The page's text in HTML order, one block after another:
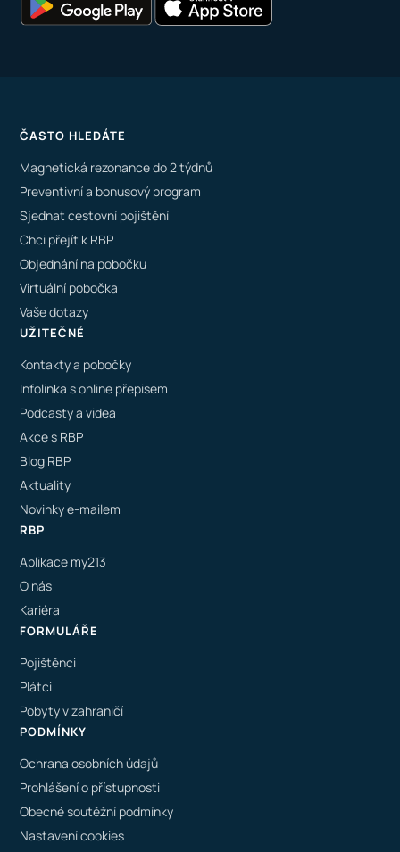
ČASTO HLEDÁTE
Magnetická rezonance do 2 týdnů
Preventivní a bonusový program
Sjednat cestovní pojištění
Chci přejít k RBP
Objednání na pobočku
Virtuální pobočka
Vaše dotazy
UŽITEČNÉ
Kontakty a pobočky
Infolinka s online přepisem
Podcasty a videa
Akce s RBP
Blog RBP
Aktuality
Novinky e-mailem
RBP
Aplikace my213
O nás
Kariéra
FORMULÁŘE
Pojištěnci
Plátci
Pobyty v zahraničí
PODMÍNKY
Ochrana osobních údajů
Prohlášení o přístupnosti
Obecné soutěžní podmínky
Nastavení cookies